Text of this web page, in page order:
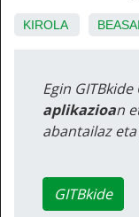
KIROLA
Egin GITBkide
aplikazioan
abantailaz
GITBkide